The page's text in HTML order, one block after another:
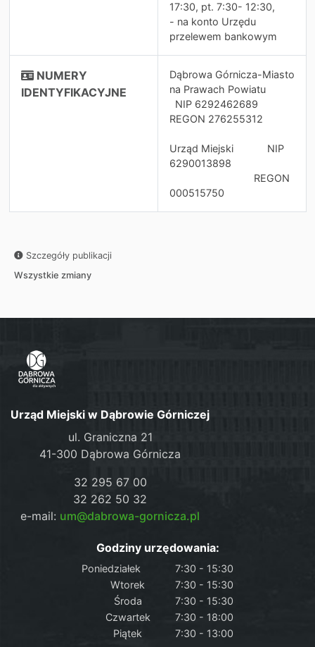
17:30, pt. 7:30- 12:30,
- na konto Urzędu
przelewem bankowym
NUMERY
IDENTYFIKACYJNE
Dąbrowa Górnicza-Miasto
na Prawach Powiatu
NIP 6292462689
REGON 276255312
Urząd Miejski NIP
6290013898
REGON
000515750
Szczegóły publikacji
Wszystkie zmiany
Urząd Miejski w Dąbrowie Górniczej
ul. Graniczna 21
41-300 Dąbrowa Górnicza
32 295 67 00
32 262 50 32
e-mail: um@dabrowa-gornicza.pl
Godziny urzędowania:
Poniedziałek
7:30 - 15:30
Wtorek
7:30 - 15:30
Środa
7:30 - 15:30
Czwartek
7:30 - 18:00
Piątek
7:30 - 13:00